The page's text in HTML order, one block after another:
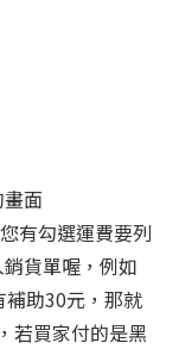
面
有勾選運費要列
貨單喔，例如
補助30元，那就
若買家付的是黑